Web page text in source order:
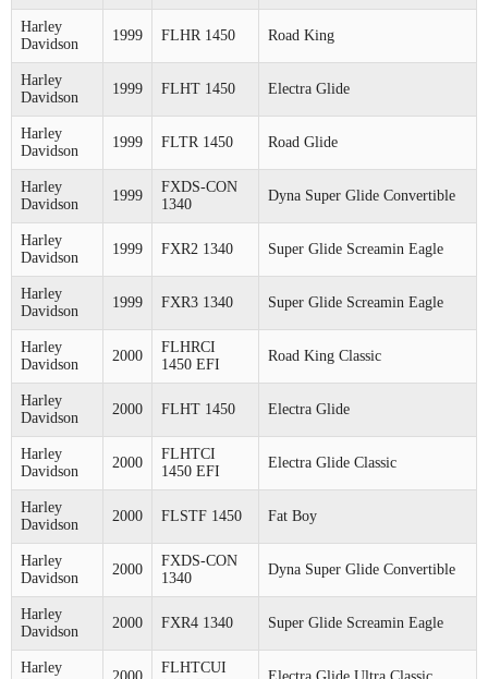
Harley
Davidson
1999 FLHR 1450 Road King
Harley
Davidson
1999 FLHT 1450 Electra Glide
Harley
Davidson
1999 FLTR 1450 Road Glide
Harley
Davidson
1999
FXDS-CON
1340
Dyna Super Glide Convertible
Harley
Davidson
1999 FXR2 1340 Super Glide Screamin Eagle
Harley
Davidson
1999 FXR3 1340 Super Glide Screamin Eagle
Harley
Davidson
2000
FLHRCI
1450 EFI
Road King Classic
Harley
Davidson
2000 FLHT 1450 Electra Glide
Harley
Davidson
2000
FLHTCI
1450 EFI
Electra Glide Classic
Harley
Davidson
2000 FLSTF 1450 Fat Boy
Harley
Davidson
2000
FXDS-CON
1340
Dyna Super Glide Convertible
Harley
Davidson
2000 FXR4 1340 Super Glide Screamin Eagle
Harley
FLHTCUI